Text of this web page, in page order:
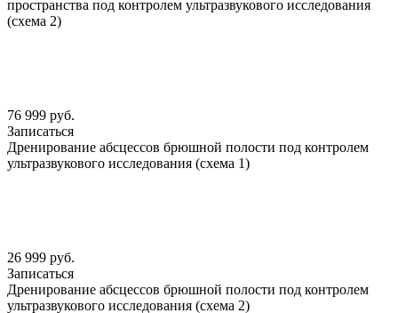
пространства под контролем ультразвукового исследования
(схема 2)
76 999 руб.
Записаться
Дренирование абсцессов брюшной полости под контролем
ультразвукового исследования (схема 1)
26 999 руб.
Записаться
Дренирование абсцессов брюшной полости под контролем
ультразвукового исследования (схема 2)